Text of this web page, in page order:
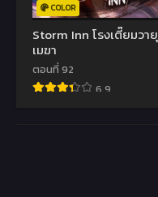
COLOR
Storm Inn โรงเตี๊ยมวายุ
เมฆา
ตอนที่ 92
6.9